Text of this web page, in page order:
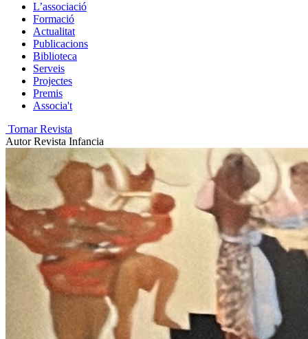
L’associació
Formació
Actualitat
Publicacions
Biblioteca
Serveis
Projectes
Premis
Associa't
Tornar Revista
Autor Revista Infancia